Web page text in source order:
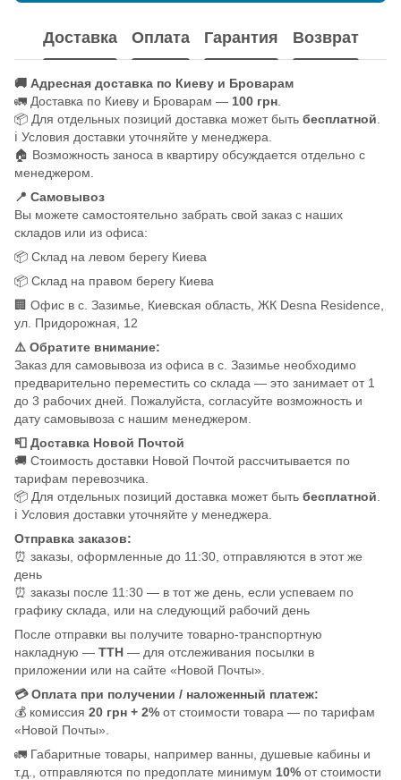
Доставка Оплата Гарантия Возврат
🚚 Адресная доставка по Киеву и Броварам
🚛 Доставка по Киеву и Броварам — 100 грн
📦 Для отдельных позиций доставка может быть бесплатной
ℹ️ Условия доставки уточняйте у менеджера.
🏠 Возможность заноса в квартиру обсуждается отдельно с
менеджером.
📍 Самовывоз
Вы можете самостоятельно забрать свой заказ с наших
складов или из офиса:
📦 Склад на левом берегу Киева
📦 Склад на правом берегу Киева
🏢 Офис в с. Зазимье, Киевская область, ЖК Desna Residence,
ул. Придорожная, 12
⚠️ Обратите внимание:
Заказ для самовывоза из офиса в с. Зазимье необходимо
предварительно переместить со склада — это занимает от 1
до 3 рабочих дней. Пожалуйста, согласуйте возможность и
дату самовывоза с нашим менеджером.
📮 Доставка Новой Почтой
🚚 Стоимость доставки Новой Почтой рассчитывается по
тарифам перевозчика.
📦 Для отдельных позиций доставка может быть бесплатной
ℹ️ Условия доставки уточняйте у менеджера.
Отправка заказов:
⏰ заказы, оформленные до 11:30, отправляются в этот же
день
⏰ заказы после 11:30 — в тот же день, если успеваем по
графику склада, или на следующий рабочий день
После отправки вы получите товарно-транспортную
накладную — ТТН — для отслеживания посылки в
приложении или на сайте «Новой Почты».
💳 Оплата при получении / наложенный платеж:
💰 комиссия 20 грн + 2% от стоимости товара — по тарифам
«Новой Почты».
🚛 Габаритные товары, например ванны, душевые кабины и
т.д., отправляются по предоплате минимум 10% от стоимости